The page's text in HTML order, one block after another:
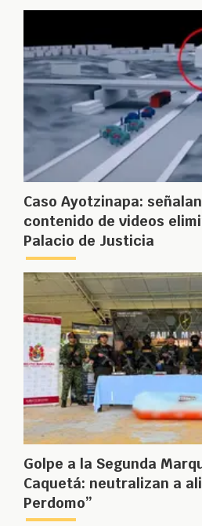
Caso Ayotzinapa:
contenido de videos
Palacio de Justicia
Golpe a la Segunda
Caquetá: neutralizan a
Perdomo”